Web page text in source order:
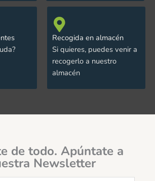
Recogida en almacén
Si quieres, puedes venir a
recogerlo a nuestro
almacén
de todo. Apúntate a
Newsletter